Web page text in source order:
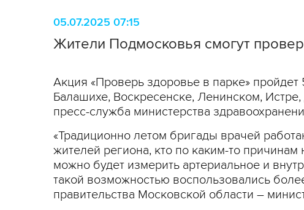
05.07.2025 07:15
Жители Подмосковья смогут
Акция «Проверь здоровье в парке»
Балашихе, Воскресенске, Ленинском,
пресс-служба министерства
«Традиционно летом бригады врачей
жителей региона, кто по каким-то
можно будет измерить артериальное и
такой возможностью воспользовались
правительства Московской области –